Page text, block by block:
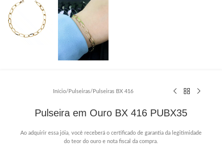
Início/ Pulseiras/ Pulseiras BX 416
Pulseira em Ouro BX 416 PUBX35
Ao adquirir essa jóia, você receberá o certificado de garantia da legitimidade
do teor do ouro e nota fiscal da compra.